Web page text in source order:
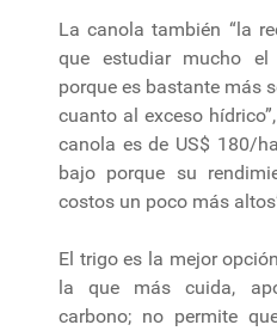
La canola también “la
que estudiar mucho
porque es bastante más
cuanto al exceso
canola es de US$ 180/
bajo porque su
costos un poco más
El trigo es la mejor
la que más cuida,
carbono; no permite